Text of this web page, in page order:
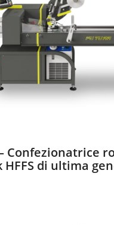
– Confezionatrice
HFFS di ultima